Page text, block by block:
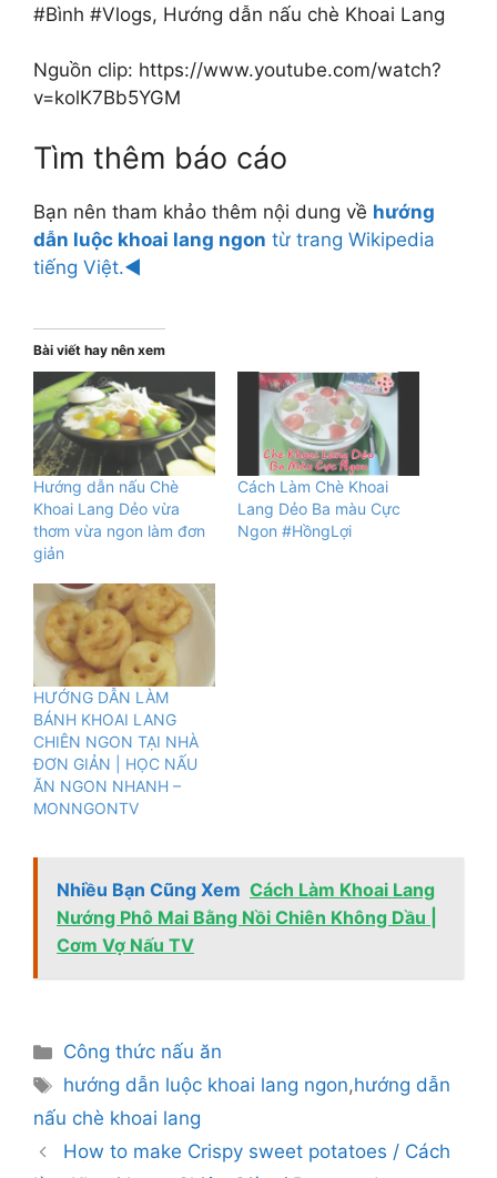
#Bình #Vlogs, Hướng dẫn nấu chè Khoai Lang
Nguồn clip: https://www.youtube.com/watch?
v=kolK7Bb5YGM
Tìm thêm báo cáo
Bạn nên tham khảo thêm nội dung về hướng
dẫn luộc khoai lang ngon từ trang Wikipedia
tiếng Việt.◄
Bài viết hay nên xem
Hướng dẫn nấu Chè
Khoai Lang Dẻo vừa
thơm vừa ngon làm đơn
giản
Cách Làm Chè Khoai
Lang Dẻo Ba màu Cực
Ngon #HồngLợi
HƯỚNG DẪN LÀM
BÁNH KHOAI LANG
CHIÊN NGON TẠI NHÀ
ĐƠN GIẢN | HỌC NẤU
ĂN NGON NHANH –
MONNGONTV
Nhiều Bạn Cũng Xem Cách Làm Khoai Lang
Nướng Phô Mai Bằng Nồi Chiên Không Dầu |
Cơm Vợ Nấu TV
Danh
mục
Công thức nấu ăn
Thẻ
hướng dẫn luộc khoai lang ngon,hướng dẫn
nấu chè khoai lang
How to make Crispy sweet potatoes / Cách